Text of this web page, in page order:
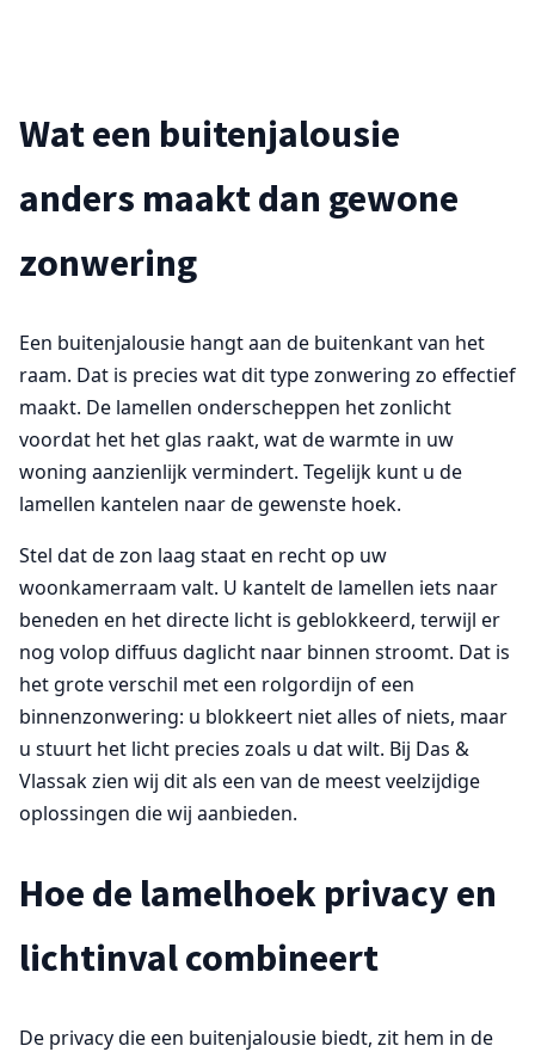
Wat een buitenjalousie
anders maakt dan gewone
zonwering
Een buitenjalousie hangt aan de buitenkant van het
raam. Dat is precies wat dit type zonwering zo effectief
maakt. De lamellen onderscheppen het zonlicht
voordat het het glas raakt, wat de warmte in uw
woning aanzienlijk vermindert. Tegelijk kunt u de
lamellen kantelen naar de gewenste hoek.
Stel dat de zon laag staat en recht op uw
woonkamerraam valt. U kantelt de lamellen iets naar
beneden en het directe licht is geblokkeerd, terwijl er
nog volop diffuus daglicht naar binnen stroomt. Dat is
het grote verschil met een rolgordijn of een
binnenzonwering: u blokkeert niet alles of niets, maar
u stuurt het licht precies zoals u dat wilt. Bij Das &
Vlassak zien wij dit als een van de meest veelzijdige
oplossingen die wij aanbieden.
Hoe de lamelhoek privacy en
lichtinval combineert
De privacy die een buitenjalousie biedt, zit hem in de